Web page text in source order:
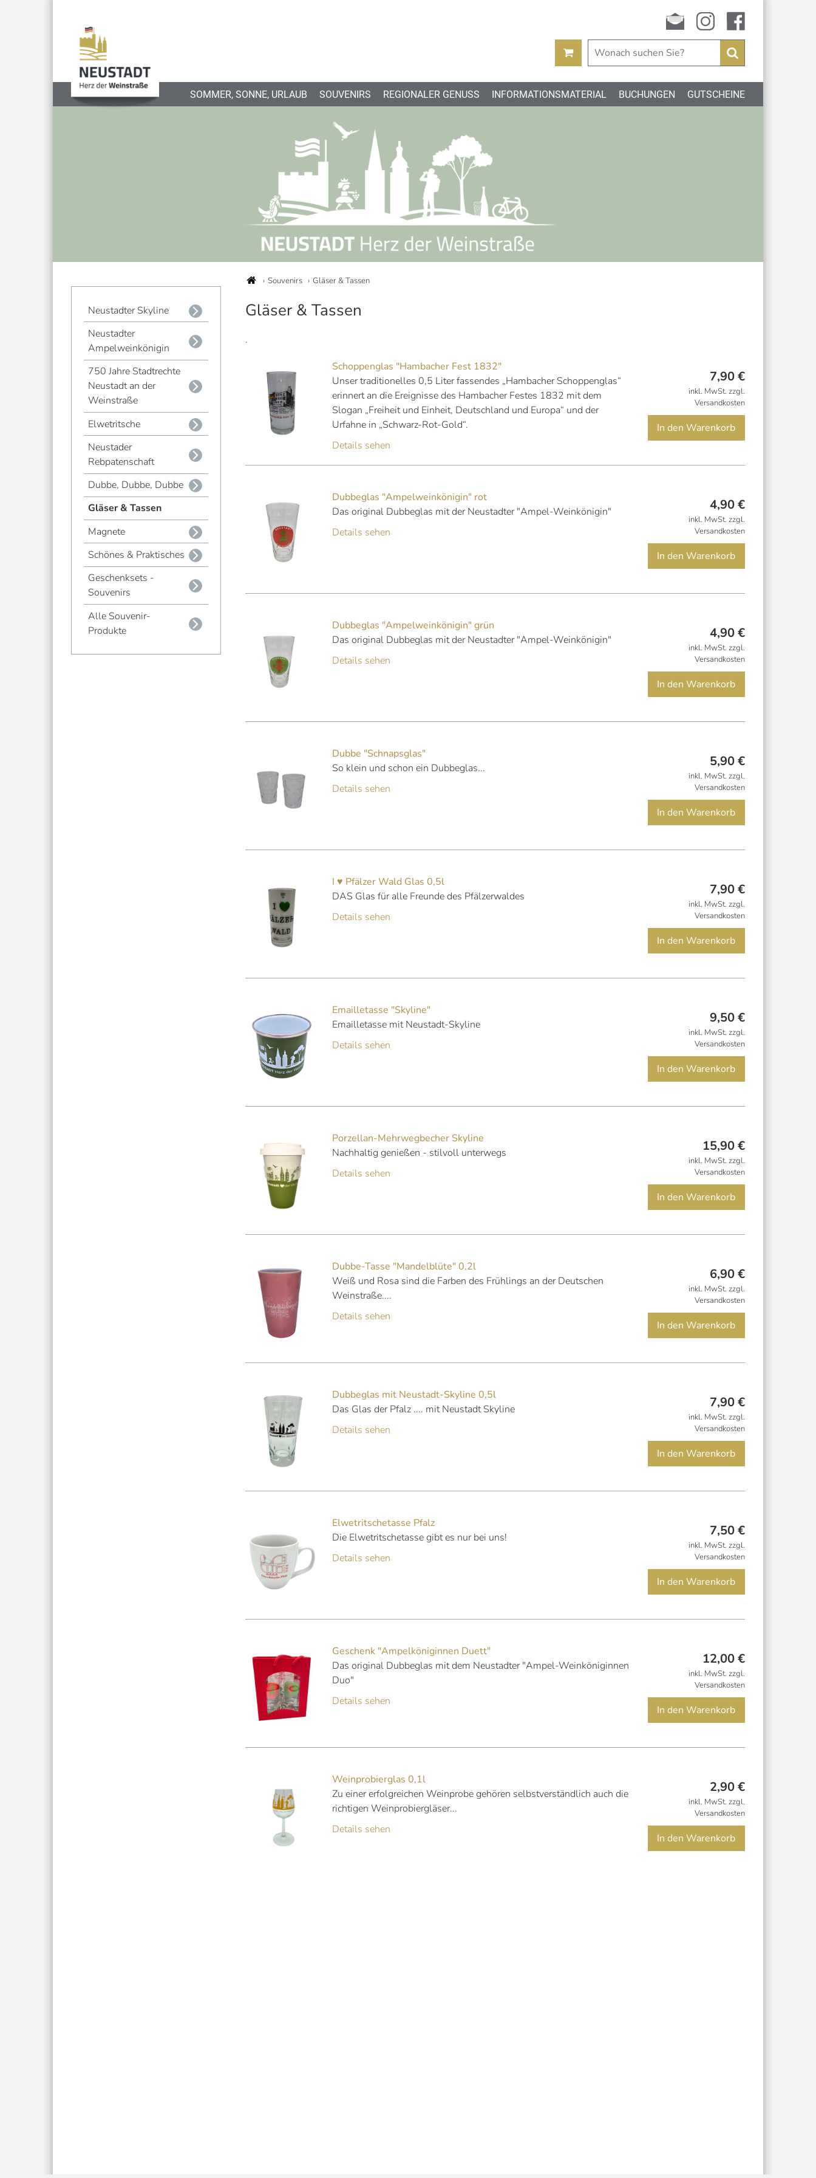
Newsletterinstagramfacebook
Suchen
SOMMER, SONNE, URLAUB SOUVENIRS REGIONALER GENUSS INFORMATIONSMATERIAL BUCHUNGEN GUTSCHEINE
Neustadter Skyline
Neustadter
Ampelweinkönigin
750 Jahre Stadtrechte
Neustadt an der
Weinstraße
Elwetritsche
Neustader
Rebpatenschaft
Dubbe, Dubbe, Dubbe
Gläser & Tassen
Magnete
Schönes & Praktisches
Geschenksets -
Souvenirs
Alle Souvenir-
Produkte
Souvenirs Gläser & Tassen
Gläser & Tassen
.
Schoppenglas "Hambacher Fest 1832"
Unser traditionelles 0,5 Liter fassendes „Hambacher Schoppenglas“
erinnert an die Ereignisse des Hambacher Festes 1832 mit dem
Slogan „Freiheit und Einheit, Deutschland und Europa“ und der
Urfahne in „Schwarz-Rot-Gold“.
Details sehen
7,90€
inkl. MwSt. zzgl.
Versandkosten
In den Warenkorb
Dubbeglas "Ampelweinkönigin" rot
Das original Dubbeglas mit der Neustadter "Ampel-Weinkönigin"
Details sehen
4,90€
inkl. MwSt. zzgl.
Versandkosten
In den Warenkorb
Dubbeglas "Ampelweinkönigin" grün
Das original Dubbeglas mit der Neustadter "Ampel-Weinkönigin"
Details sehen
4,90€
inkl. MwSt. zzgl.
Versandkosten
In den Warenkorb
Dubbe "Schnapsglas"
So klein und schon ein Dubbeglas...
Details sehen
5,90€
inkl. MwSt. zzgl.
Versandkosten
In den Warenkorb
I ♥ Pfälzer Wald Glas 0,5l
DAS Glas für alle Freunde des Pfälzerwaldes
Details sehen
7,90€
inkl. MwSt. zzgl.
Versandkosten
In den Warenkorb
Emailletasse "Skyline"
Emailletasse mit Neustadt-Skyline
Details sehen
9,50€
inkl. MwSt. zzgl.
Versandkosten
In den Warenkorb
Porzellan-Mehrwegbecher Skyline
Nachhaltig genießen - stilvoll unterwegs
Details sehen
15,90€
inkl. MwSt. zzgl.
Versandkosten
In den Warenkorb
Dubbe-Tasse "Mandelblüte" 0,2l
Weiß und Rosa sind die Farben des Frühlings an der Deutschen
Weinstraße....
Details sehen
6,90€
inkl. MwSt. zzgl.
Versandkosten
In den Warenkorb
Dubbeglas mit Neustadt-Skyline 0,5l
Das Glas der Pfalz .... mit Neustadt Skyline
Details sehen
7,90€
inkl. MwSt. zzgl.
Versandkosten
In den Warenkorb
Elwetritschetasse Pfalz
Die Elwetritschetasse gibt es nur bei uns!
Details sehen
7,50€
inkl. MwSt. zzgl.
Versandkosten
In den Warenkorb
Geschenk "Ampelköniginnen Duett"
Das original Dubbeglas mit dem Neustadter "Ampel-Weinköniginnen
Duo"
Details sehen
12,00€
inkl. MwSt. zzgl.
Versandkosten
In den Warenkorb
Weinprobierglas 0,1l
Zu einer erfolgreichen Weinprobe gehören selbstverständlich auch die
richtigen Weinprobiergläser...
Details sehen
2,90€
inkl. MwSt. zzgl.
Versandkosten
In den Warenkorb